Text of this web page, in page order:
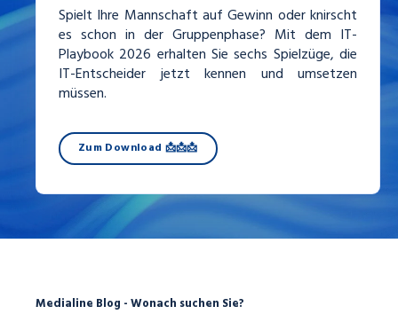
Spielt Ihre Mannschaft auf Gewinn oder knirscht
es schon in der Gruppenphase? Mit dem IT-
Playbook 2026 erhalten Sie sechs Spielzüge, die
IT-Entscheider jetzt kennen und umsetzen
müssen.
Zum Download 📩📩📩
Medialine Blog - Wonach suchen Sie?